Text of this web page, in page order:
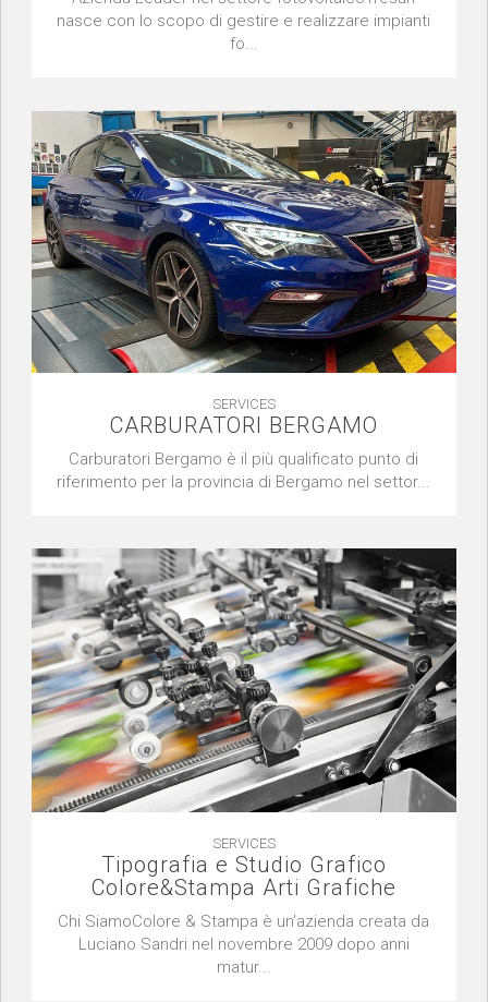
nasce con lo scopo di gestire e realizzare impianti
fo...
SERVICES
CARBURATORI BERGAMO
Carburatori Bergamo è il più qualificato punto di
riferimento per la provincia di Bergamo nel settor...
SERVICES
Tipografia e Studio Grafico
Colore&Stampa Arti Grafiche
Chi SiamoColore & Stampa è un'azienda creata da
Luciano Sandri nel novembre 2009 dopo anni
matur...